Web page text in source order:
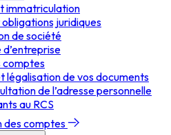
immatriculation
juridiques
de société
comptes
légalisation de vos documents
de l’adresse personnelle
au RCS
des comptes